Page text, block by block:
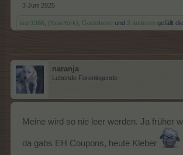
3 Juni 2025
isor1966 (NewYork) Goolohexe und 2 anderen gefällt
naranja
Lebende Forenlegende
Meine wird so nie leer werden. Ja früher
da gabs EH Coupons, heute Kleber